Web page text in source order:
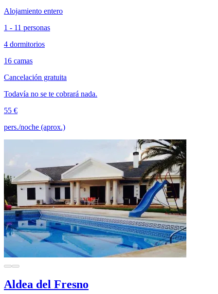
Alojamiento entero
1 - 11 personas
4 dormitorios
16 camas
Cancelación gratuita
Todavía no se te cobrará nada.
55 €
pers./noche (aprox.)
Aldea del Fresno